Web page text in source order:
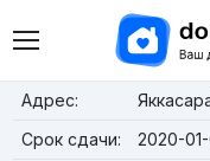
Адрес:
Срок сдачи:
2020-01-